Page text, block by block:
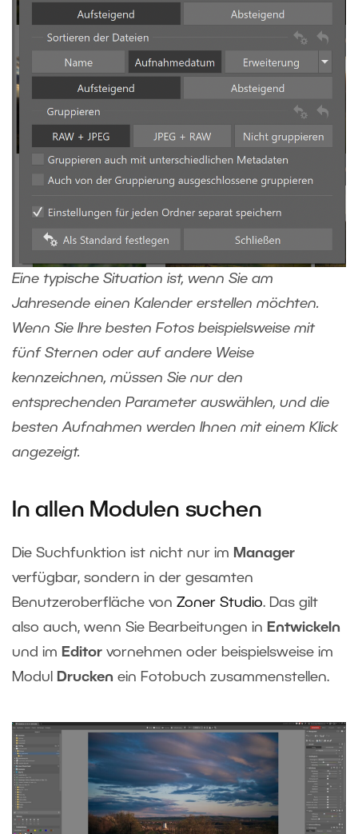
Eine typische Situation ist, wenn Sie am
Jahresende einen Kalender erstellen möchten.
Wenn Sie Ihre besten Fotos beispielsweise mit
fünf Sternen oder auf andere Weise
kennzeichnen, müssen Sie nur den
entsprechenden Parameter auswählen, und die
besten Aufnahmen werden Ihnen mit einem Klick
angezeigt.
In allen Modulen suchen
Die Suchfunktion ist nicht nur im Manager
verfügbar, sondern in der gesamten
Benutzeroberfläche von Zoner Studio. Das gilt
also auch, wenn Sie Bearbeitungen in Entwickeln
und im Editor vornehmen oder beispielsweise im
Modul
Drucken ein Fotobuch zusammenstellen.